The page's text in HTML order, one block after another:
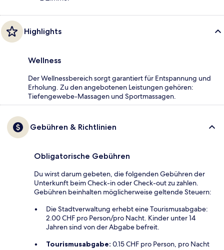
Highlights
Wellness
Der Wellnessbereich sorgt garantiert für Entspannung und
Erholung. Zu den angebotenen Leistungen gehören:
Tiefengewebe-Massagen und Sportmassagen.
Gebühren & Richtlinien
Obligatorische Gebühren
Du wirst darum gebeten, die folgenden Gebühren der
Unterkunft beim Check-in oder Check-out zu zahlen.
Gebühren beinhalten möglicherweise geltende Steuern:
Die Stadtverwaltung erhebt eine Tourismusabgabe:
2.00 CHF pro Person/pro Nacht. Kinder unter 14
Jahren sind von der Abgabe befreit.
Tourismusabgabe: 0.15 CHF pro Person, pro Nacht